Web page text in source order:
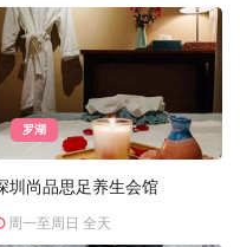
罗湖
圳尚品思足养生会馆
周一至周日 全天